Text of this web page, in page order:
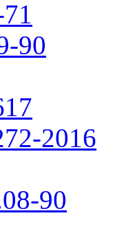
90
2016
90